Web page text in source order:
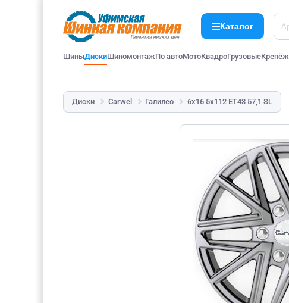
Каталог
ШиныДискиШиномонтажПо автоМотоКвадроГрузовыеКрепёж
Диски Carwel Галилео 6x16 5x112 ET43 57,1 SL